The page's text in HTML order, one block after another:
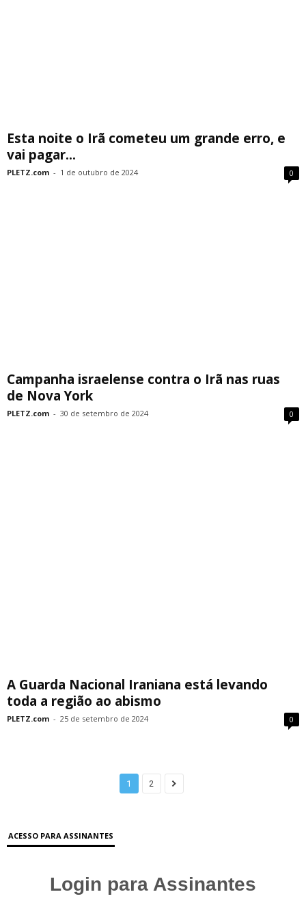
Esta noite o Irã cometeu um grande erro, e
vai pagar...
PLETZ.com - 1 de outubro de 2024 0
Campanha israelense contra o Irã nas ruas
de Nova York
PLETZ.com - 30 de setembro de 2024 0
A Guarda Nacional Iraniana está levando
toda a região ao abismo
PLETZ.com - 25 de setembro de 2024 0
1 2
ACESSO PARA ASSINANTES
Login para Assinantes